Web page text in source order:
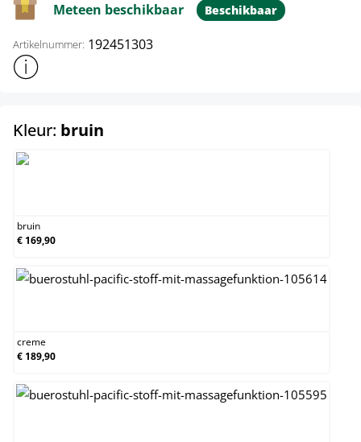
Meteen beschikbaar Beschikbaar
Artikelnummer: 192451303
Toon meer productinformatie
Kleur: bruin
bruin
€ 169,90
creme
€ 189,90